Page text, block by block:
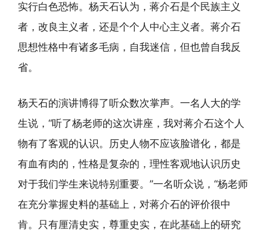
实行白色恐怖。杨天石认为，蒋介石是个民族主义
者，改良主义者，还是个个人中心主义者。蒋介石
思想性格中有诸多毛病，自我迷信，但也曾自我反
省。
杨天石的演讲博得了听众数次掌声。一名人大的学
生说，“听了杨老师的这次讲座，我对蒋介石这个人
物有了客观的认识。历史人物不应该脸谱化，都是
有血有肉的，性格是复杂的，理性客观地认识历史
对于我们学生来说特别重要。”一名听众说，“杨老师
在充分掌握史料的基础上，对蒋介石的评价很中
肯。只有厘清史实，尊重史实，在此基础上的研究